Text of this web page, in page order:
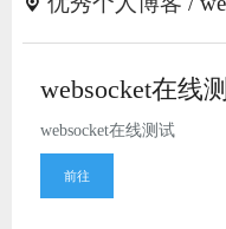
后端
手册
websocket在线
websocket在线测试
前往